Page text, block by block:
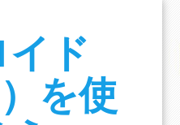
ド
）を使